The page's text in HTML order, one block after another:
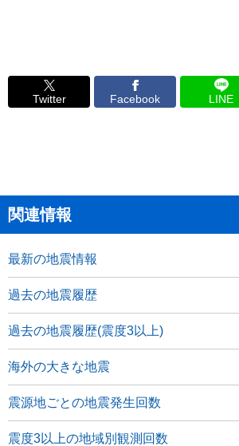
Twitter Facebook LINE
関連情報
最新の地震情報
過去の地震履歴
過去の地震履歴(震度3以上)
海外の大きな地震
震源地ごとの地震発生回数
震度3以上の地域別観測回数